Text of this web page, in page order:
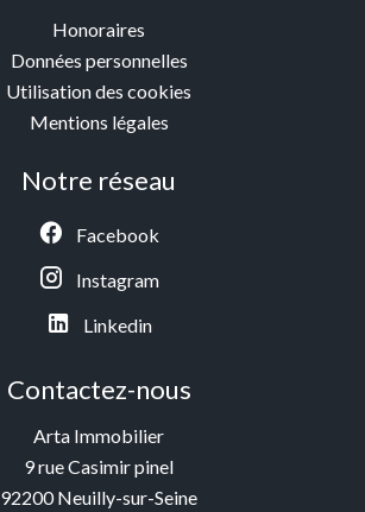
Honoraires
Données personnelles
Utilisation des cookies
Mentions légales
Notre réseau
Facebook
Instagram
Linkedin
Contactez-nous
Arta Immobilier
9 rue Casimir pinel
92200Neuilly-sur-Seine